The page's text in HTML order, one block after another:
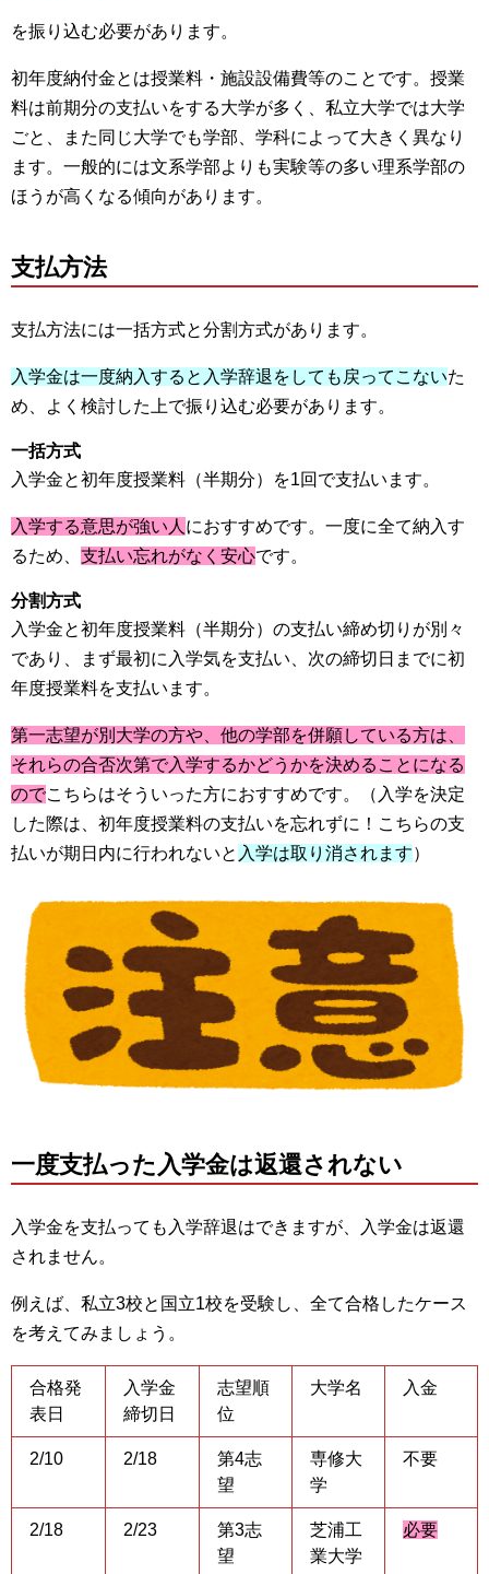
を振り込む必要があります。
初年度納付金とは授業料・施設設備費等のことです。授業
料は前期分の支払いをする大学が多く、私立大学では大学
ごと、また同じ大学でも学部、学科によって大きく異なり
ます。一般的には文系学部よりも実験等の多い理系学部の
ほうが高くなる傾向があります。
支払方法
支払方法には一括方式と分割方式があります。
入学金は一度納入すると入学辞退をしても戻ってこないた
め、よく検討した上で振り込む必要があります。
一括方式
入学金と初年度授業料（半期分）を1回で支払います。
入学する意思が強い人 におすすめです。一度に全て納入す
るため、 支払い忘れがなく安心です。
分割方式
入学金と初年度授業料（半期分）の支払い締め切りが別々
であり、まず最初に入学気を支払い、次の締切日までに初
年度授業料を支払います。
第一志望が別大学の方や、他の学部を併願している方は、
それらの合否次第で入学するかどうかを決めることになる
のでこちらはそういった方におすすめです。（入学を決定
した際は、初年度授業料の支払いを忘れずに！こちらの支
払いが期日内に行われないと 入学は取り消されます）
一度支払った入学金は返還されない
入学金を支払っても入学辞退はできますが、入学金は返還
されません。
例えば、私立3校と国立1校を受験し、全て合格したケース
を考えてみましょう。
合格発
表日
入学金
締切日
志望順
位
大学名 入金
2/10 2/18
第4志
望
専修大
学
不要
2/18 2/23
第3志
望
芝浦工
業大学
必要